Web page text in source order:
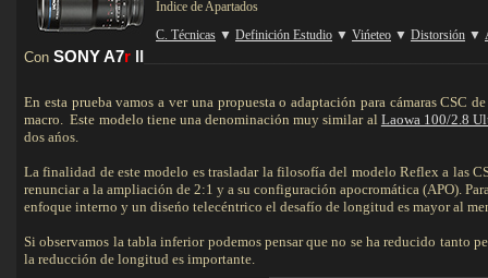
Índice de Apartados
C. Técnicas ▼ Definición Estudio ▼ Vińeteo ▼ Distorsión ▼
Con SONY A7r
En esta prueba vamos a ver una propuesta o adaptación para cámaras CSC
macro. Este modelo tiene una denominación muy similar al Laowa 100/2.8
dos ańos.
La finalidad de este modelo es trasladar la filosofía del modelo Reflex a las
renunciar a la ampliación de 2:1 y a su configuración apocromática (APO).
enfoque interno y un diseńo telecéntrico el desafío de longitud es mayor al
Si observamos la tabla inferior podemos pensar que no se ha reducido tanto
la reducción de longitud es importante.